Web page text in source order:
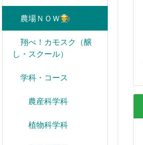
農場ＮＯＷ👨‍🌾
翔べ！カモスク（醸
し・スクール）
学科・コース
農産科学科
植物科学科